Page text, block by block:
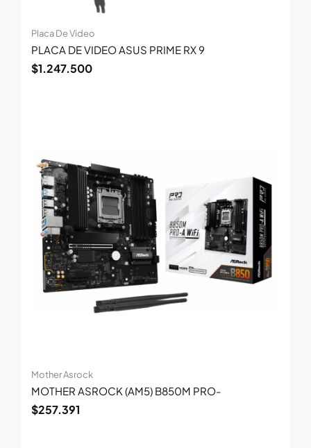
Placa De Video
PLACA DE VIDEO ASUS PRIME RX 9
$1.247.500
Mother Asrock
MOTHER ASROCK (AM5) B850M PRO-
$257.391